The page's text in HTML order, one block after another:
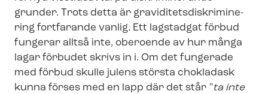
grunder. Trots detta är gra­vi­di­tets­dis­kri­mi­ne­
ring fortfarande vanlig. Ett lagstadgat förbud
fungerar alltså inte, oberoende av hur många
lagar förbudet skrivs in i. Om det fungerade
med förbud skulle julens största chokladask
kunna förses med en lapp där det står "ta inte